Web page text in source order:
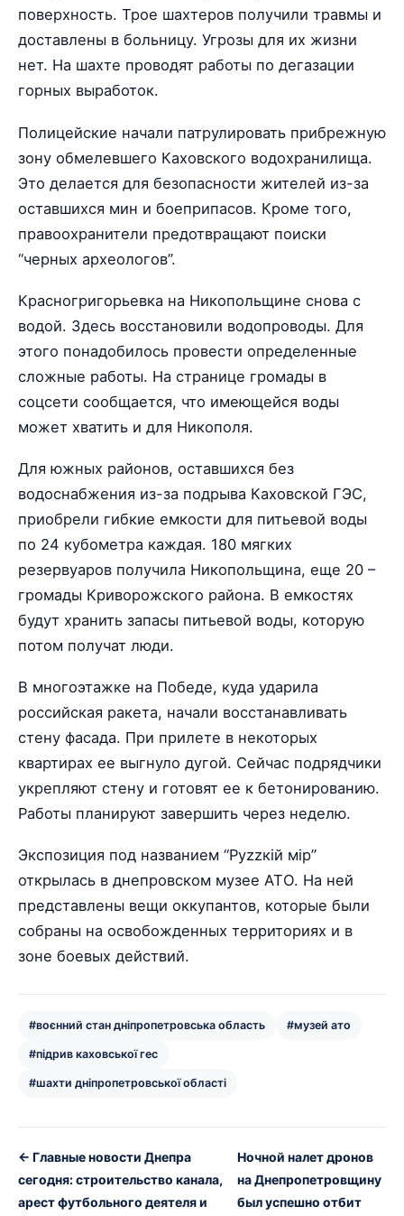
поверхность. Трое шахтеров получили травмы и
доставлены в больницу. Угрозы для их жизни
нет. На шахте проводят работы по дегазации
горных выработок.
Полицейские начали патрулировать прибрежную
зону обмелевшего Каховского водохранилища.
Это делается для безопасности жителей из-за
оставшихся мин и боеприпасов. Кроме того,
правоохранители предотвращают поиски
“черных археологов”.
Красногригорьевка на Никопольщине снова с
водой. Здесь восстановили водопроводы. Для
этого понадобилось провести определенные
сложные работы. На странице громады в
соцсети сообщается, что имеющейся воды
может хватить и для Никополя.
Для южных районов, оставшихся без
водоснабжения из-за подрыва Каховской ГЭС,
приобрели гибкие емкости для питьевой воды
по 24 кубометра каждая. 180 мягких
резервуаров получила Никопольщина, еще 20 –
громады Криворожского района. В емкостях
будут хранить запасы питьевой воды, которую
потом получат люди.
В многоэтажке на Победе, куда ударила
российская ракета, начали восстанавливать
стену фасада. При прилете в некоторых
квартирах ее выгнуло дугой. Сейчас подрядчики
укрепляют стену и готовят ее к бетонированию.
Работы планируют завершить через неделю.
Экспозиция под названием “Руzzкій мір”
открылась в днепровском музее АТО. На ней
представлены вещи оккупантов, которые были
собраны на освобожденных территориях и в
зоне боевых действий.
#воєнний стан дніпропетровська область #музей ато
#підрив каховської гес
#шахти дніпропетровської області
← Главные новости Днепра
сегодня: строительство канала,
арест футбольного деятеля и
Ночной налет дронов
на Днепропетровщину
был успешно отбит